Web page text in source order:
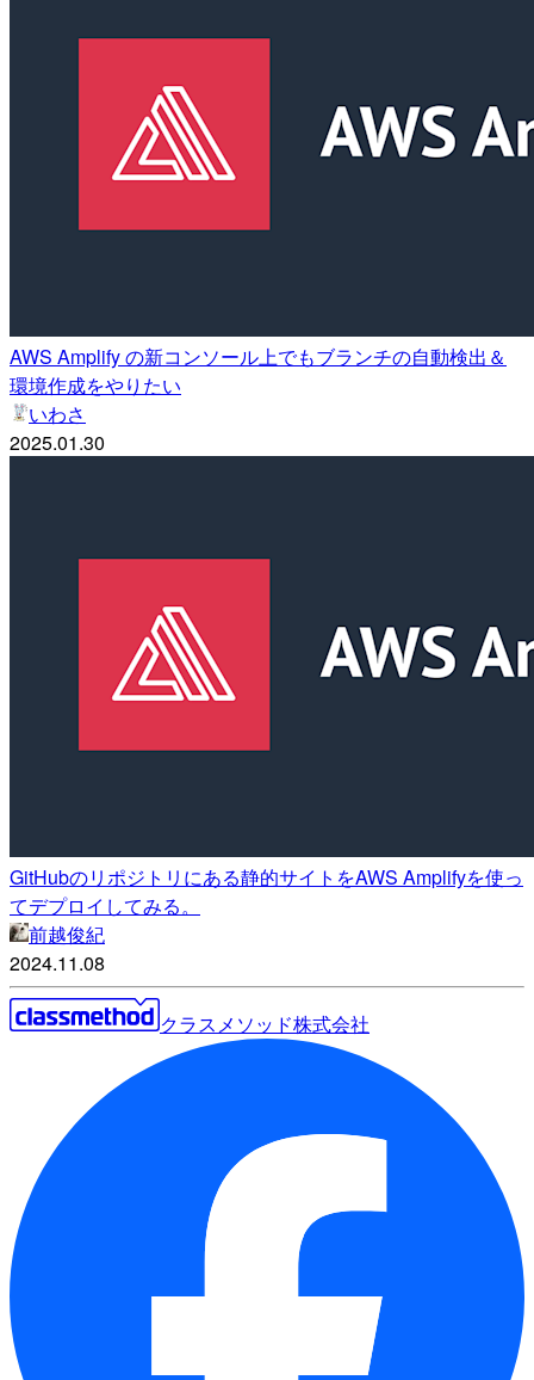
AWS Amplify の新コンソール上でもブランチの自動検出＆
環境作成をやりたい
いわさ
2025.01.30
GitHubのリポジトリにある静的サイトをAWS Amplifyを使っ
てデプロイしてみる。
前越俊紀
2024.11.08
クラスメソッド株式会社